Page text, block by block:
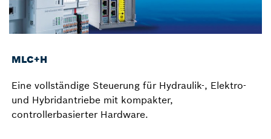
MLC+H
Eine vollständige Steuerung für Hydraulik-, Elektro-
und Hybridantriebe mit kompakter,
controllerbasierter Hardware.